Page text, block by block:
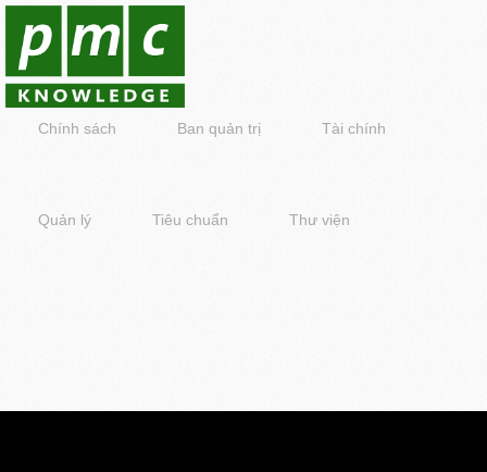
Chính sách Ban quản trị Tài chính
Quản lý Tiêu chuẩn Thư viện